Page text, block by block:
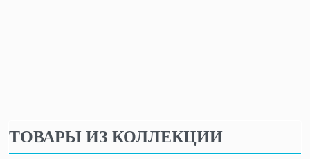
ТОВАРЫ ИЗ КОЛЛЕКЦИИ